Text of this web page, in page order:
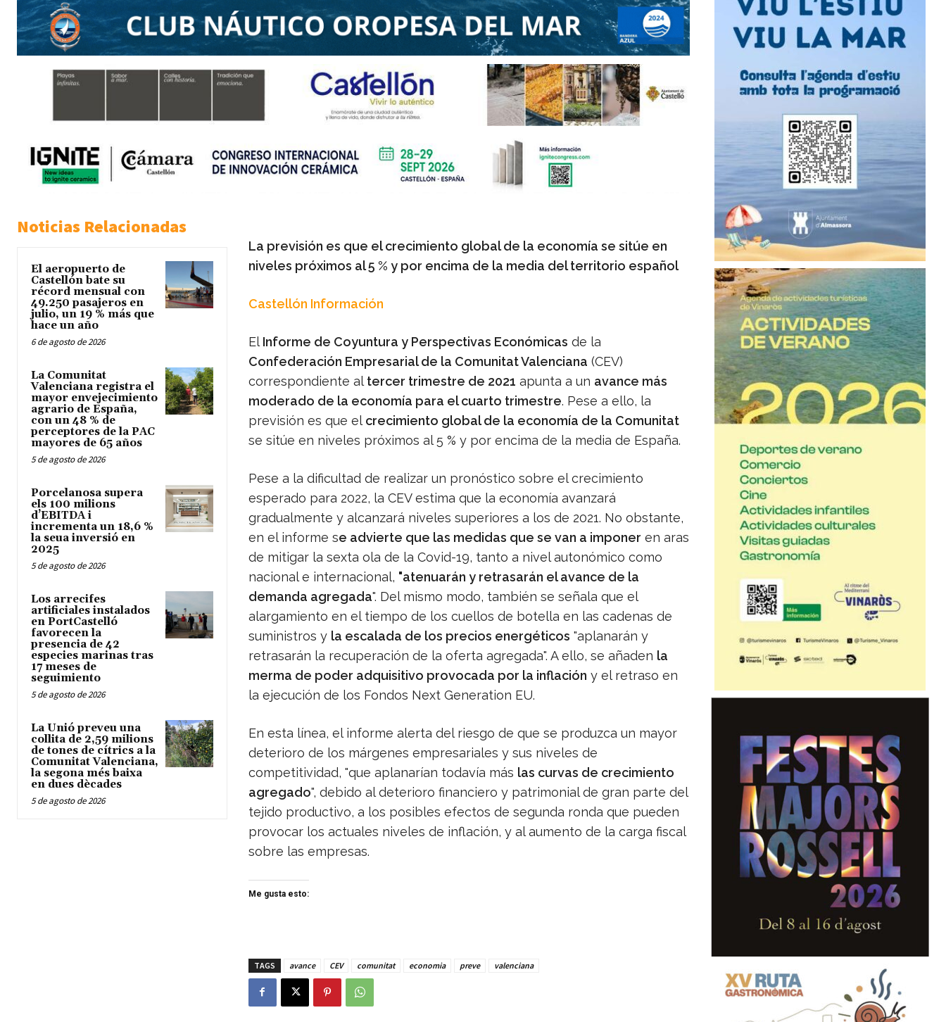
Noticias Relacionadas
El aeropuerto de
Castellón bate su
récord mensual con
49.250 pasajeros en
julio, un 19 % más que
hace un año
6 de agosto de 2026
La Comunitat
Valenciana registra el
mayor envejecimiento
agrario de España,
con un 48 % de
perceptores de la PAC
mayores de 65 años
5 de agosto de 2026
Porcelanosa supera
els 100 milions
d’EBITDA i
incrementa un 18,6 %
la seua inversió en
2025
5 de agosto de 2026
Los arrecifes
artificiales instalados
en PortCastelló
favorecen la
presencia de 42
especies marinas tras
17 meses de
seguimiento
5 de agosto de 2026
La Unió preveu una
collita de 2,59 milions
de tones de cítrics a la
Comunitat Valenciana,
la segona més baixa
en dues dècades
5 de agosto de 2026
La previsión es que el crecimiento global de la economía se sitúe en
niveles próximos al 5 % y por encima de la media del territorio español
Castellón Información
El Informe de Coyuntura y Perspectivas Económicas de la
Confederación Empresarial de la Comunitat Valenciana (CEV)
correspondiente al tercer trimestre de 2021 apunta a un avance más
moderado de la economía para el cuarto trimestre. Pese a ello, la
previsión es que el crecimiento global de la economía de la Comunitat
se sitúe en niveles próximos al 5 % y por encima de la media de España.
Pese a la dificultad de realizar un pronóstico sobre el crecimiento
esperado para 2022, la CEV estima que la economía avanzará
gradualmente y alcanzará niveles superiores a los de 2021. No obstante,
en el informe se advierte que las medidas que se van a imponer en aras
de mitigar la sexta ola de la Covid-19, tanto a nivel autonómico como
nacional e internacional, "atenuarán y retrasarán el avance de la
demanda agregada". Del mismo modo, también se señala que el
alargamiento en el tiempo de los cuellos de botella en las cadenas de
suministros y la escalada de los precios energéticos "aplanarán y
retrasarán la recuperación de la oferta agregada". A ello, se añaden la
merma de poder adquisitivo provocada por la inflación y el retraso en
la ejecución de los Fondos Next Generation EU.
En esta línea, el informe alerta del riesgo de que se produzca un mayor
deterioro de los márgenes empresariales y sus niveles de
competitividad, "que aplanarían todavía más las curvas de crecimiento
agregado", debido al deterioro financiero y patrimonial de gran parte del
tejido productivo, a los posibles efectos de segunda ronda que pueden
provocar los actuales niveles de inflación, y al aumento de la carga fiscal
sobre las empresas.
Me gusta esto:
TAGS avance CEV comunitat economia preve valenciana